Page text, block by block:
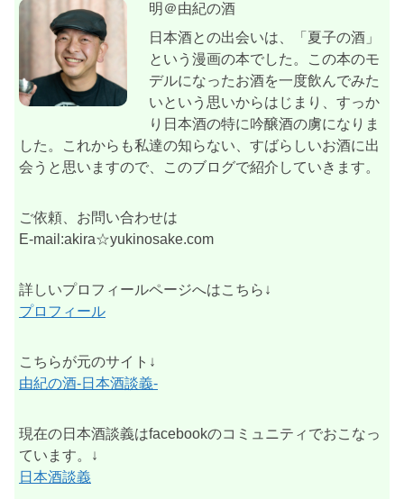
明＠由紀の酒
日本酒との出会いは、「夏子の酒」
という漫画の本でした。この本のモ
デルになったお酒を一度飲んでみた
いという思いからはじまり、すっか
り日本酒の特に吟醸酒の虜になりま
した。これからも私達の知らない、すばらしいお酒に出
会うと思いますので、このブログで紹介していきます。
ご依頼、お問い合わせは
E-mail:akira☆yukinosake.com
詳しいプロフィールページへはこちら↓
プロフィール
こちらが元のサイト↓
由紀の酒-日本酒談義-
現在の日本酒談義はfacebookのコミュニティでおこなっ
ています。↓
日本酒談義